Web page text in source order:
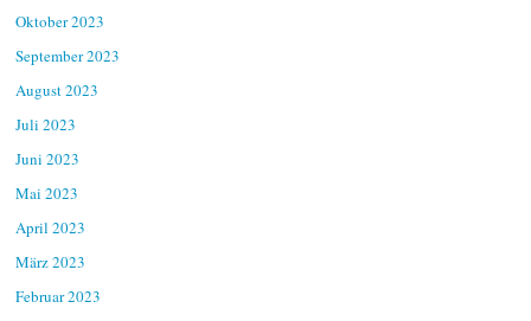
Oktober 2023
September 2023
August 2023
Juli 2023
Juni 2023
Mai 2023
April 2023
März 2023
Februar 2023